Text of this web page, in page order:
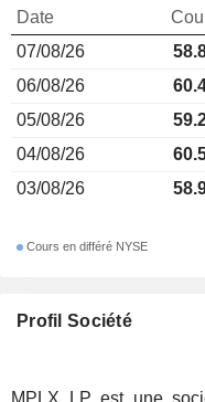
Profil Société
MPLX LP est une
Date
07/08/26
06/08/26
05/08/26
04/08/26
03/08/26
Cours en différé NYSE